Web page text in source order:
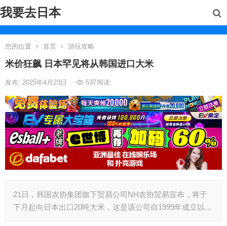
我要去日本
您的位置 首页 游玩攻略
米价狂飙 日本罕见将从韩国进口大米
发布: 2025年4月23日 537阅读
21日，韩国农协集团旗下贸易公司NH农协贸易宣布，将于
下月起向日本出口20吨大米，这是该公司自1999年成立以…